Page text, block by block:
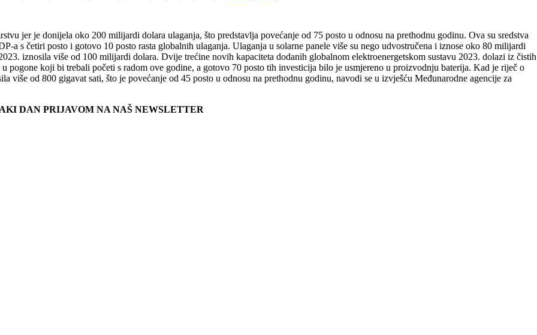
jer je donijela oko 200 milijardi dolara ulaganja, što predstavlja povećanje od 75 posto u odnosu na prethodnu godinu. Ova su sredstva
a s četiri posto i gotovo 10 posto rasta globalnih ulaganja. Ulaganja u solarne panele više su nego udvostručena i iznose oko 80 milijardi
iznosila više od 100 milijardi dolara. Dvije trećine novih kapaciteta dodanih globalnom elektroenergetskom sustavu 2023. dolazi iz čistih
pogone koji bi trebali početi s radom ove godine, a gotovo 70 posto tih investicija bilo je usmjereno u proizvodnju baterija. Kad je riječ o
više od 800 gigavat sati, što je povećanje od 45 posto u odnosu na prethodnu godinu, navodi se u izvješću Međunarodne agencije za
DAN PRIJAVOM NA NAŠ NEWSLETTER